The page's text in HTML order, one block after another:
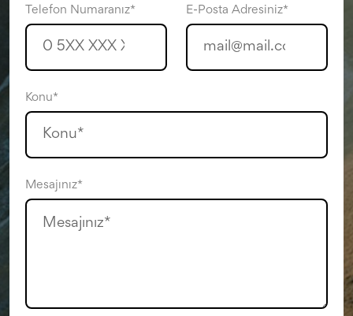
Telefon Numaranız* E-Posta Adresiniz*
Konu*
Mesajınız*